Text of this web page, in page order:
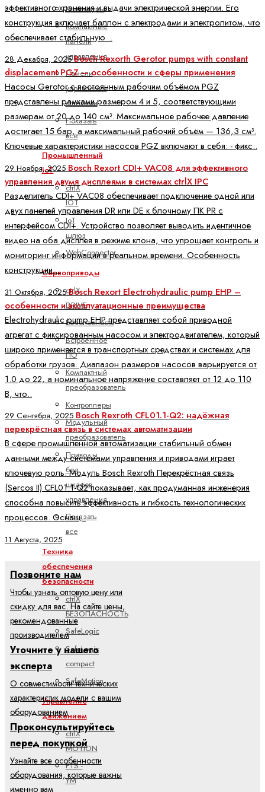
Клавиатуры
Компактные
панели
управления
Панели
управления
станками
Показать
все
Промышленный
IoT
ctrlX
IOT
IoT
шлюз
WebConnector
Сервоприводы
ctrlX
DRIVE
Безопасность
Встроенное
ПО
Компактный
преобразователь
Контроллеры
Модульный
преобразователь
Приводы
без
шкафов
управления
Показать
все
Техника
обеспечения
безопасности
ctrlX
БЕЗОПАСНОСТЬ
SafeLogic
SafeLogic
compact
SafeMotion
Управление
движением
ctrlX
MOTION
FTS -
YM
эффективного хранения и выдачи электрической энергии. Его
конструкция включает баллон с электродами и электролитом, что
обеспечивает стабильную ..
28 Декабря, 2025Bosch Rexorth Gerotor pumps with constant
displacement PGZ — особенности и сферы применения
Насосы Gerotor с постоянным рабочим объёмом PGZ
представлены рамками размером 4 и 5, соответствующими
размерам от 20 до 140 см³. Максимальное рабочее давление
достигает 15 бар, а максимальный рабочий объём — 136,3 см³.
Ключевые характеристики насосов PGZ включают в себя: - фикс..
29 Ноября, 2025 Bosch Rexort CDI+ VAC08 для эффективного
управления двумя дисплеями в системах ctrlX IPC
Разделитель CDI+ VAC08 обеспечивает подключение одной или
двух панелей управления DR или DE к блочному ПК PR с
интерфейсом CDI+. Устройство позволяет выводить идентичное
видео на оба дисплея в режиме клона, что упрощает контроль и
мониторинг информации в реальном времени. Особенность
конструкции ..
31 Октября, 2025Bosch Rexort Electrohydraulic pump EHP –
особенности и эксплуатационные преимущества
Electrohydraulic pump EHP представляет собой приводной
агрегат с фиксированным насосом и электродвигателем, который
широко применяется в транспортных средствах и системах для
обработки грузов. Диапазон размеров насосов варьируется от
1.0 до 22, а номинальное напряжение составляет от 12 до 110
В, что..
29 Сентября, 2025 Bosch Rexroth CFL01.1-Q2: надёжная
перекрёстная связь в системах автоматизации
В сфере промышленной автоматизации стабильный обмен
данными между системами управления и приводами играет
ключевую роль. Модуль Bosch Rexroth Перекрёстная связь
(Sercos II) CFL01.1-Q2 показывает, как продуманная инженерия
способна повысить эффективность и гибкость технологических
процессов. Оснащ..
11 Августа, 2025
Позвоните нам
Чтобы узнать оптовую цену или
скидку для вас. На сайте цены,
рекомендованные
производителем
Уточните у нашего
эксперта
О совместимости технических
характеристик модели с вашим
оборудованием
Проконсультируйтесь
перед покупкой
Узнайте все особенности
оборудования, которые важны
именно вам